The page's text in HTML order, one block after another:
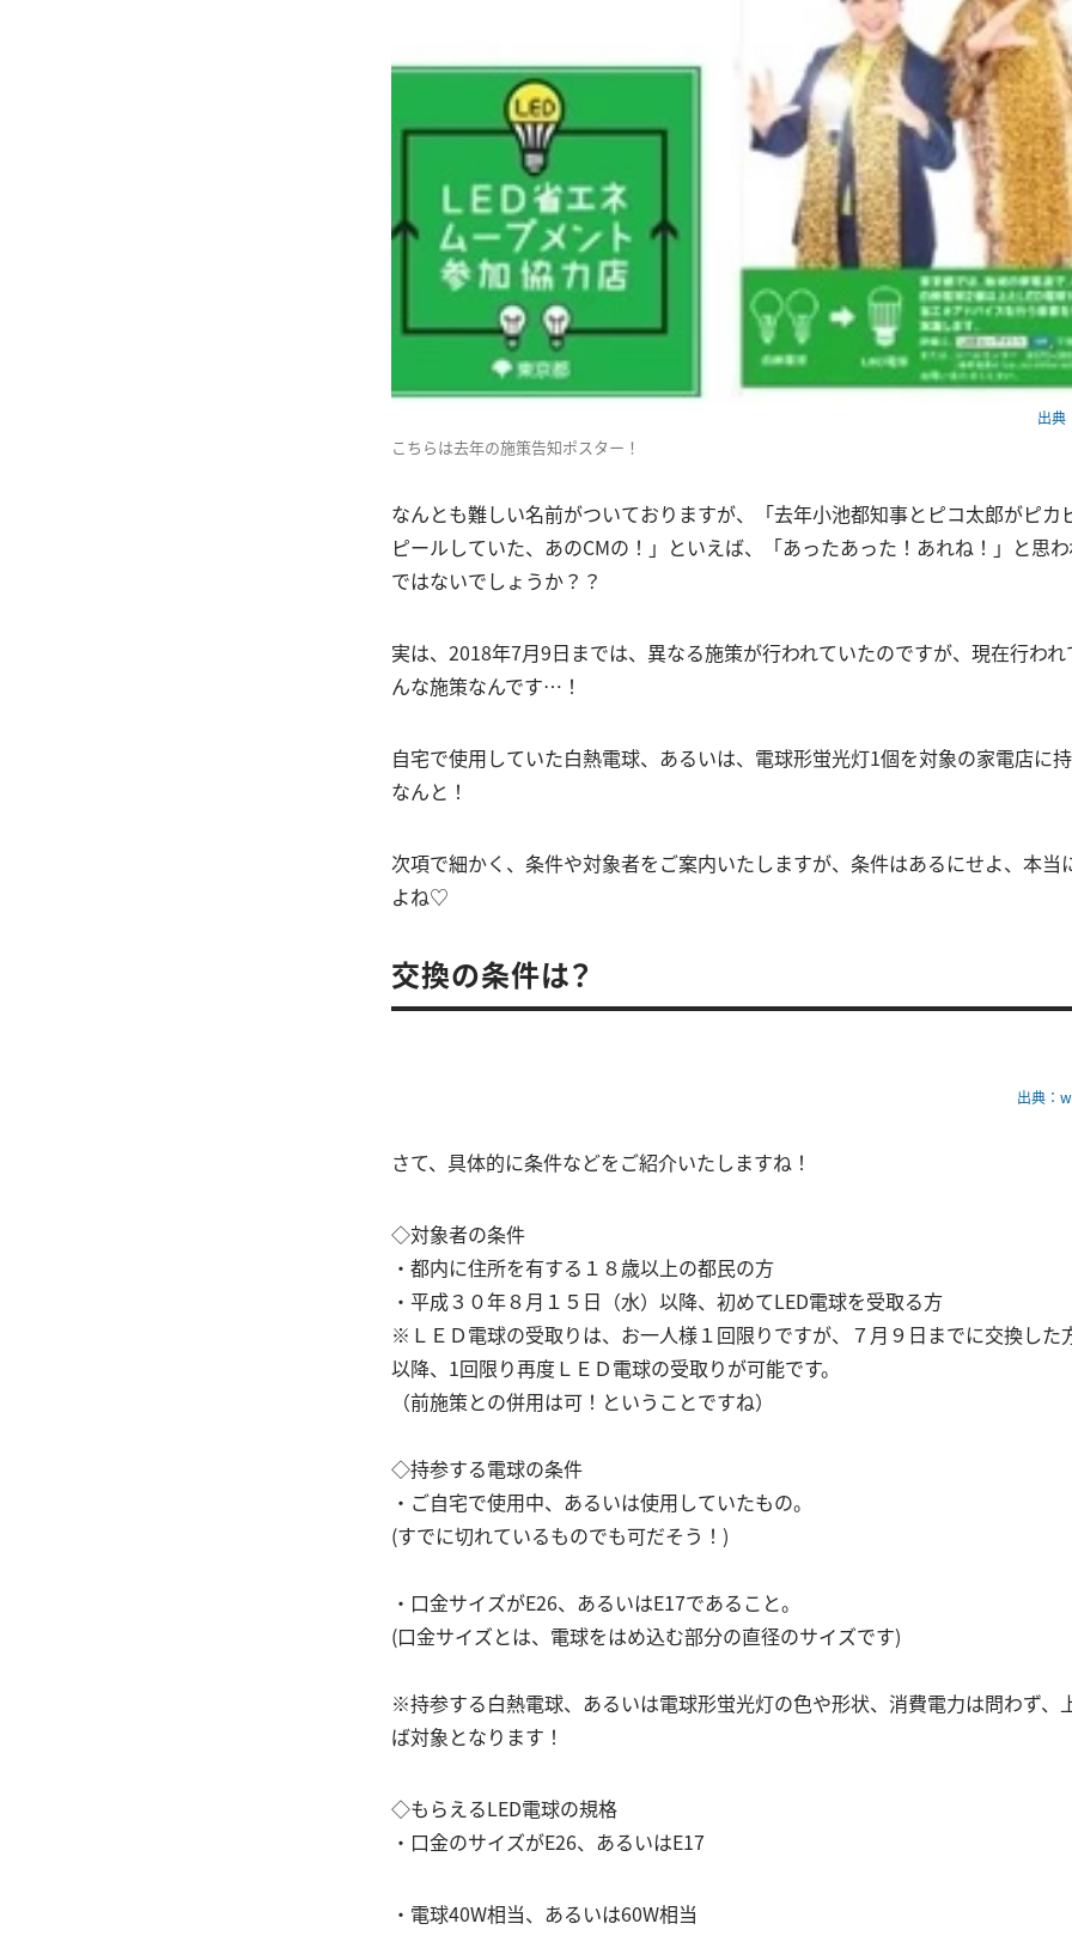
出
こちらは去年の施策告知ポスター！
なんとも難しい名前がついておりますが、「去年小池都知事とピコ太郎がピカ
ピールしていた、あのCMの！」といえば、「あったあった！あれね！」と思
ではないでしょうか？？
実は、2018年7月9日までは、異なる施策が行われていたのですが、現在行わ
んな施策なんです…！
自宅で使用していた白熱電球、あるいは、電球形蛍光灯1個を対象の家電店に
なんと！
次項で細かく、条件や対象者をご案内いたしますが、条件はあるにせよ、本当
よね♡
交換の条件は？
出典：
さて、具体的に条件などをご紹介いたしますね！
◇対象者の条件
・都内に住所を有する１８歳以上の都民の方
・平成３０年８月１５日（水）以降、初めてLED電球を受取る方
※ＬＥＤ電球の受取りは、お一人様１回限りですが、７月９日までに交換した
以降、1回限り再度ＬＥＤ電球の受取りが可能です。
（前施策との併用は可！ということですね）
◇持参する電球の条件
・ご自宅で使用中、あるいは使用していたもの。
(すでに切れているものでも可だそう！)
・口金サイズがE26、あるいはE17であること。
(口金サイズとは、電球をはめ込む部分の直径のサイズです)
※持参する白熱電球、あるいは電球形蛍光灯の色や形状、消費電力は問わず、
ば対象となります！
◇もらえるLED電球の規格
・口金のサイズがE26、あるいはE17
・電球40W相当、あるいは60W相当